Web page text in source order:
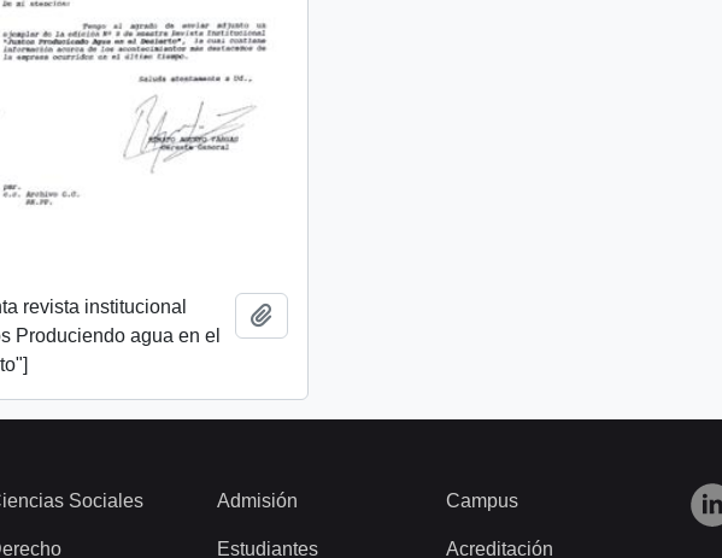
revista institucional
Produciendo agua en el
Sociales Admisión
Estudiantes
Campus
Acreditación